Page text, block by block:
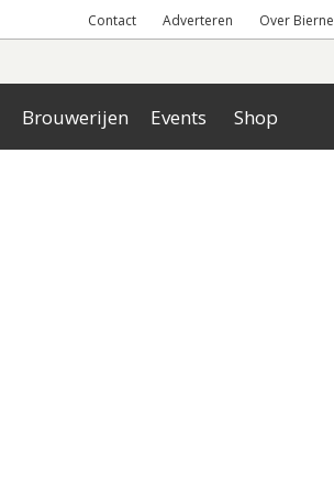
Contact Adverteren Over
Brouwerijen Events Shop